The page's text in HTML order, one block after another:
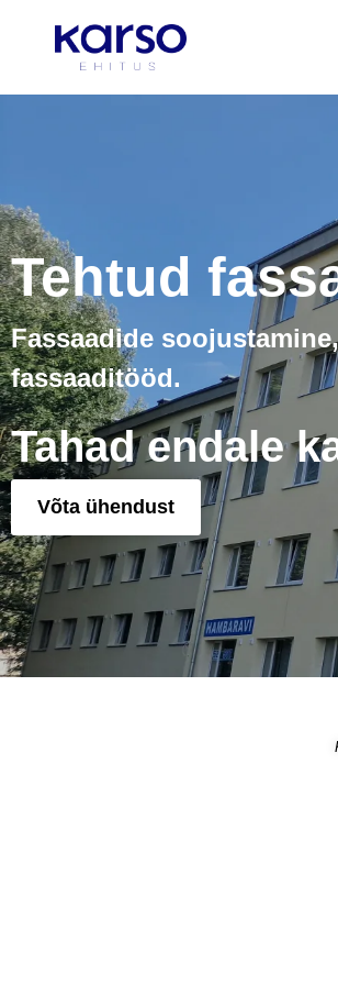
Tehtud
Fassaadide
fassaaditööd.
Tahad endale
Võta ühendust